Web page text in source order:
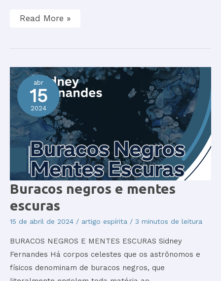
Read More »
abr
15
2024
Buracos negros e mentes
escuras
15 de abril de 2024 / artigo espírita / 3 minutos de leitura
BURACOS NEGROS E MENTES ESCURAS Sidney
Fernandes Há corpos celestes que os astrônomos e
físicos denominam de buracos negros, que
Buracos
negros
mentes
escuras